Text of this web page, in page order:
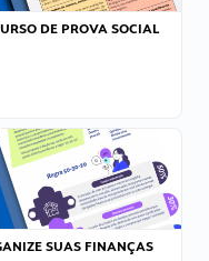
DE PROVA SOCIAL
SUAS FINANÇAS